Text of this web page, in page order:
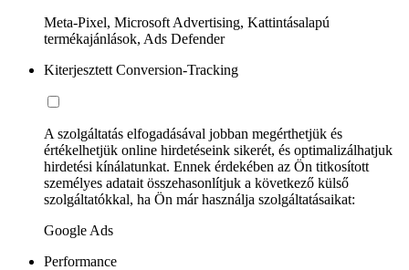
Meta-Pixel, Microsoft Advertising, Kattintásalapú
termékajánlások, Ads Defender
Kiterjesztett Conversion-Tracking
A szolgáltatás elfogadásával jobban megérthetjük és
értékelhetjük online hirdetéseink sikerét, és optimalizálhatjuk
hirdetési kínálatunkat. Ennek érdekében az Ön titkosított
személyes adatait összehasonlítjuk a következő külső
szolgáltatókkal, ha Ön már használja szolgáltatásaikat:
Google Ads
Performance